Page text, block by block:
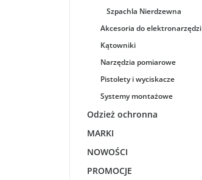
Szpachla Nierdzewna
Akcesoria do elektronarzędzi
Kątowniki
Narzędzia pomiarowe
Pistolety i wyciskacze
Systemy montażowe
Odzież ochronna
MARKI
NOWOŚCI
PROMOCJE